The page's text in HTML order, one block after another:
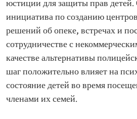
юстиции для защиты прав
инициатива по созданию
решений об опеке, встречах и
сотрудничестве с
качестве альтернативы
шаг положительно влияет на
состояние детей во время
членами их семей.